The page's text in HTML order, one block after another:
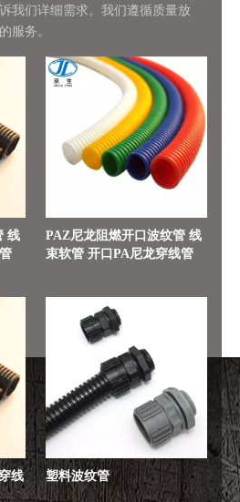
我们详细需求。我们遵循质量放
服务。
线
PAZ尼龙阻燃开口波纹管 线
束软管 开口PA尼龙穿线管
线
塑料波纹管